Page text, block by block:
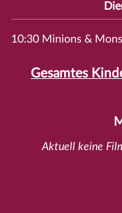
10:30 Minions &
Gesamtes
Aktuell keine